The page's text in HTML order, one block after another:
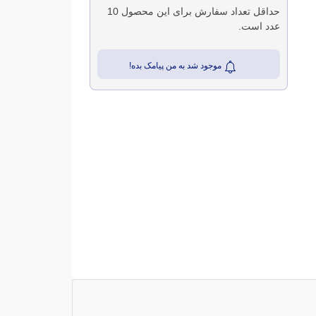
حداقل تعداد سفارش برای این محصول 10
عدد است.
موجود شد به من پیامک بده!